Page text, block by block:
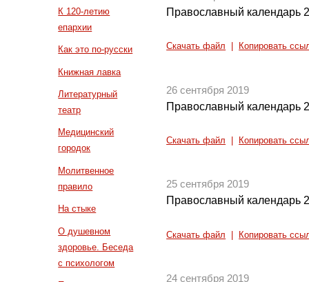
К 120-летию
епархии
Как это по-русски
Книжная лавка
Литературный
театр
Медицинский
городок
Молитвенное
правило
На стыке
О душевном
здоровье. Беседа
с психологом
Православный календарь
Скачать файл Копировать
26 сентября 2019
Православный календарь
Скачать файл Копировать
25 сентября 2019
Православный календарь
Скачать файл Копировать
24 сентября 2019